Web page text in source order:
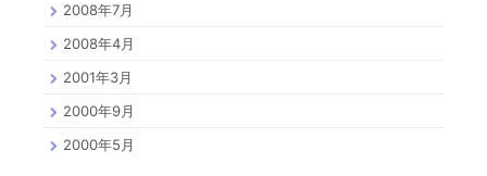
2008年7月
2008年4月
2001年3月
2000年9月
2000年5月